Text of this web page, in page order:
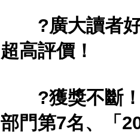
?廣大讀者好
超高評價！
?獲獎不斷！
部門第7名、「